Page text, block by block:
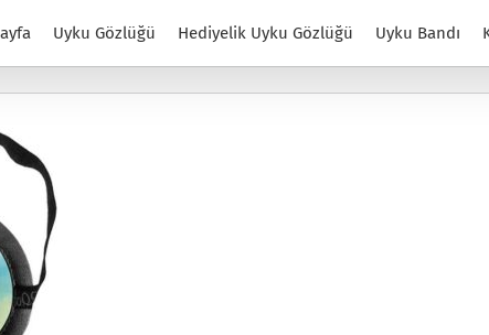
Uyku Gözlüğü Hediyelik Uyku Gözlüğü Uyku Bandı